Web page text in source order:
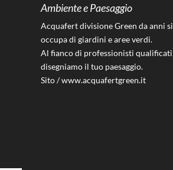
Ambiente e Paesaggio
Acquafert divisione Green da anni si
occupa di giardini e aree verdi.
Al fianco di professionisti qualificati
disegniamo il tuo paesaggio.
Sito /www.acquafertgreen.it